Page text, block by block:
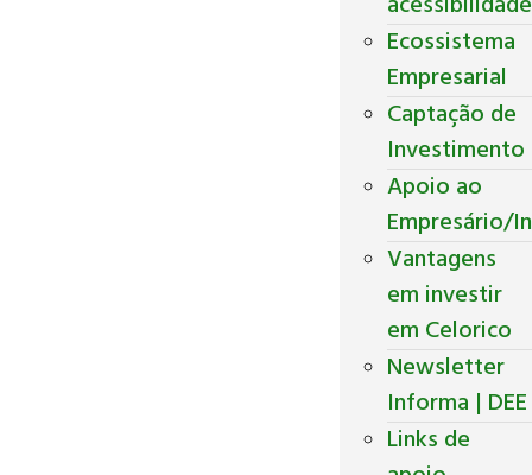
Ecossistema
Empresarial
Captação de
Investimento
Apoio ao
Empresário/
Vantagens
em investir
em Celorico
Newsletter
Informa | DEE
Links de